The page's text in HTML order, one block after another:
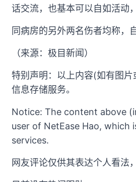
话交流，也基本可以自如活动
同病房的另外两名伤者均称，
（来源：极目新闻）
特别声明：以上内容(如有图
信息存储服务。
Notice: The content above
user of NetEase Hao,
services.
网友评论仅供其表达个人看法